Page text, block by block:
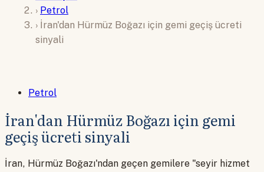
› Petrol
› İran'dan Hürmüz Boğazı için gemi geçiş ücreti
sinyali
Petrol
İran'dan Hürmüz Boğazı için gemi
geçiş ücreti sinyali
İran, Hürmüz Boğazı'ndan geçen gemilere "seyir hizmet